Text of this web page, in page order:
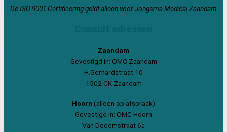
De ISO 9001 Certificering geldt alleen voor Jongsma Medical Zaandam
Zaandam
Gevestigd in: OMC Zaandam
H.Gerhardstraat 10
1502 CK Zaandam
Hoorn (alleen op afspraak)
Gevestigd in: OMC Hoorn
Van Dedemstraat 6a